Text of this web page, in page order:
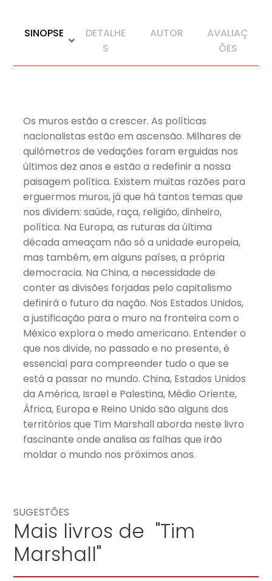
SINOPSE
DETALHE
S
AUTOR
AVALIAÇ
ÕES
Os muros estão a crescer. As políticas
nacionalistas estão em ascensão. Milhares de
quilómetros de vedações foram erguidas nos
últimos dez anos e estão a redefinir a nossa
paisagem política. Existem muitas razões para
erguermos muros, já que há tantos temas que
nos dividem: saúde, raça, religião, dinheiro,
política. Na Europa, as ruturas da última
década ameaçam não só a unidade europeia,
mas também, em alguns países, a própria
democracia. Na China, a necessidade de
conter as divisões forjadas pelo capitalismo
definirá o futuro da nação. Nos Estados Unidos,
a justificação para o muro na fronteira com o
México explora o medo americano. Entender o
que nos divide, no passado e no presente, é
essencial para compreender tudo o que se
está a passar no mundo. China, Estados Unidos
da América, Israel e Palestina, Médio Oriente,
África, Europa e Reino Unido são alguns dos
territórios que Tim Marshall aborda neste livro
fascinante onde analisa as falhas que irão
moldar o mundo nos próximos anos.
SUGESTÕES
Mais livros de "Tim
Marshall"